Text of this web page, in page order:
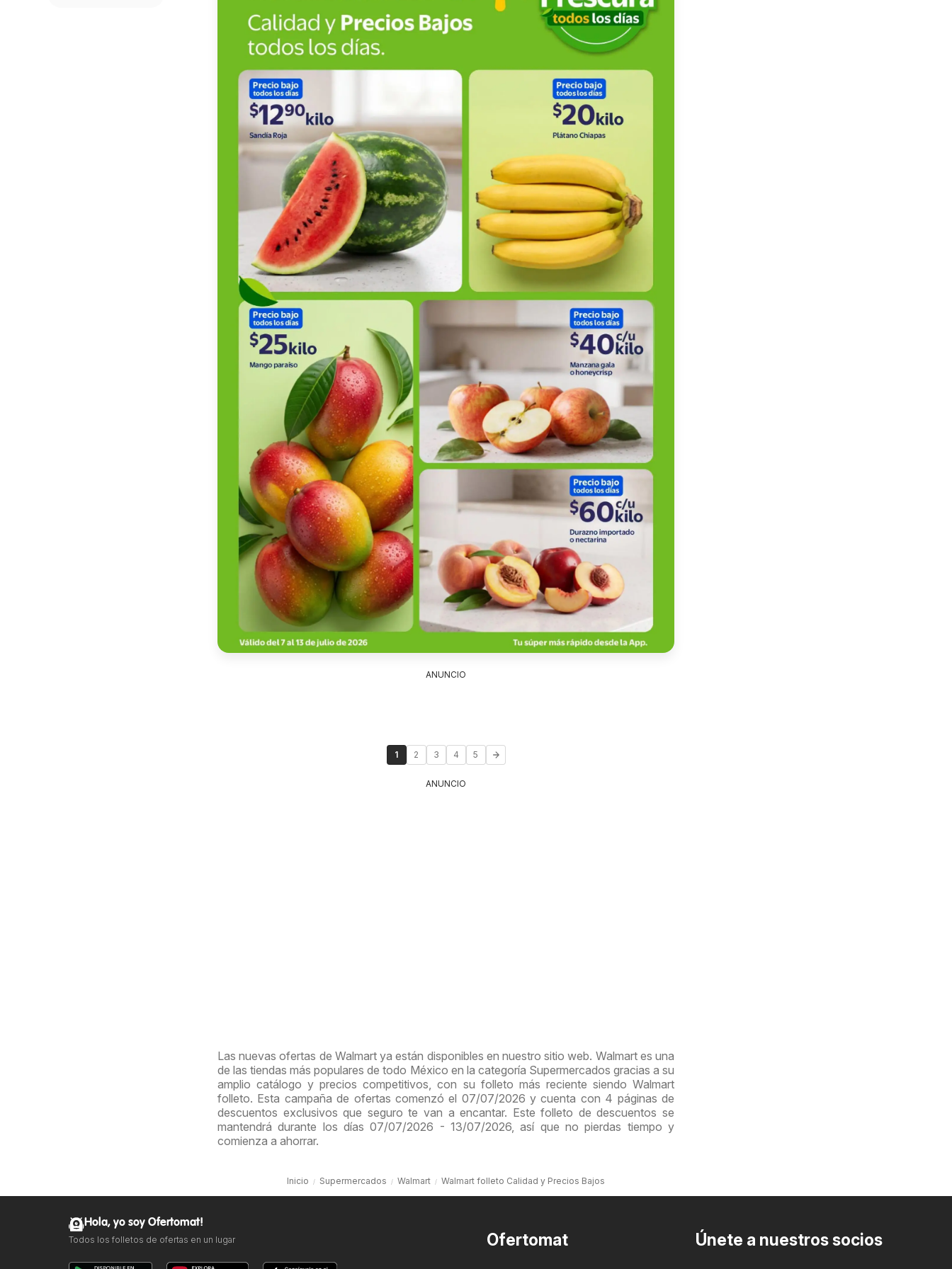
ANUNCIO
1 2 3 4 5
ANUNCIO
Las nuevas ofertas de Walmart ya están disponibles en nuestro sitio web. Walmart es una
de las tiendas más populares de todo México en la categoría Supermercados gracias a su
amplio catálogo y precios competitivos, con su folleto más reciente siendo Walmart
folleto. Esta campaña de ofertas comenzó el 07/07/2026 y cuenta con 4 páginas de
descuentos exclusivos que seguro te van a encantar. Este folleto de descuentos se
mantendrá durante los días 07/07/2026 - 13/07/2026, así que no pierdas tiempo y
comienza a ahorrar.
Inicio Supermercados Walmart Walmart folleto Calidad y Precios Bajos
Ofertomat Únete a nuestros socios
Hola, yo soy Ofertomat!
Todos los folletos de ofertas en un lugar